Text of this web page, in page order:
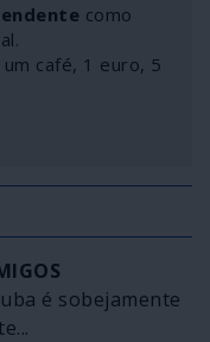
como
café, 1 euro, 5
é sobejamente